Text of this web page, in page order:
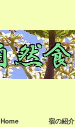
Home 宿の紹介